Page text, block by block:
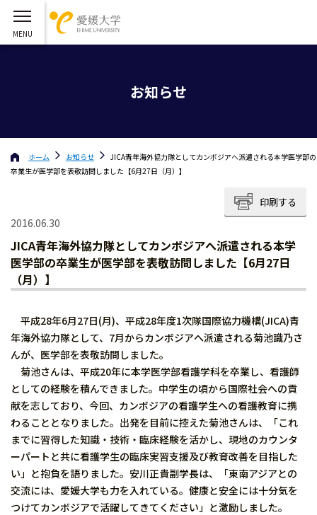
お知らせ
ホーム お知らせ
JICA青年海外協力隊としてカンボジアへ派遣される本学医学部の
卒業生が医学部を表敬訪問しました【6月27日（月）】
印刷する
2016.06.30
JICA青年海外協力隊としてカンボジアへ派遣される本学
医学部の卒業生が医学部を表敬訪問しました【6月27日
（月）】
平成28年6月27日(月)、平成28年度1次隊国際協力機構(JICA)青
年海外協力隊として、7月からカンボジアへ派遣される菊池識乃さ
んが、医学部を表敬訪問しました。
菊池さんは、平成20年に本学医学部看護学科を卒業し、看護師
としての経験を積んできました。中学生の頃から国際社会への貢
献を志しており、今回、カンボジアの看護学生への看護教育に携
わることとなりました。出発を目前に控えた菊池さんは、「これ
までに習得した知識・技術・臨床経験を活かし、現地のカウンタ
ーパートと共に看護学生の臨床実習支援及び教育改善を目指した
い」と抱負を語りました。安川正貴副学長は、「東南アジアとの
交流には、愛媛大学も力を入れている。健康と安全には十分気を
つけてカンボジアで活躍してきてください」と激励しました。